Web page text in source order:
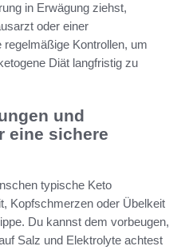
in Erwägung ziehst,
oder einer
Kontrollen, um
Diät langfristig zu
und
eine sichere
typische Keto
Kopfschmerzen oder Übelkeit
Du kannst dem vorbeugen,
Salz und Elektrolyte achtest